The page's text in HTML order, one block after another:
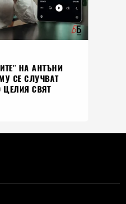
НА АНТЪНИ
СЕ СЛУЧВАТ
СВЯТ